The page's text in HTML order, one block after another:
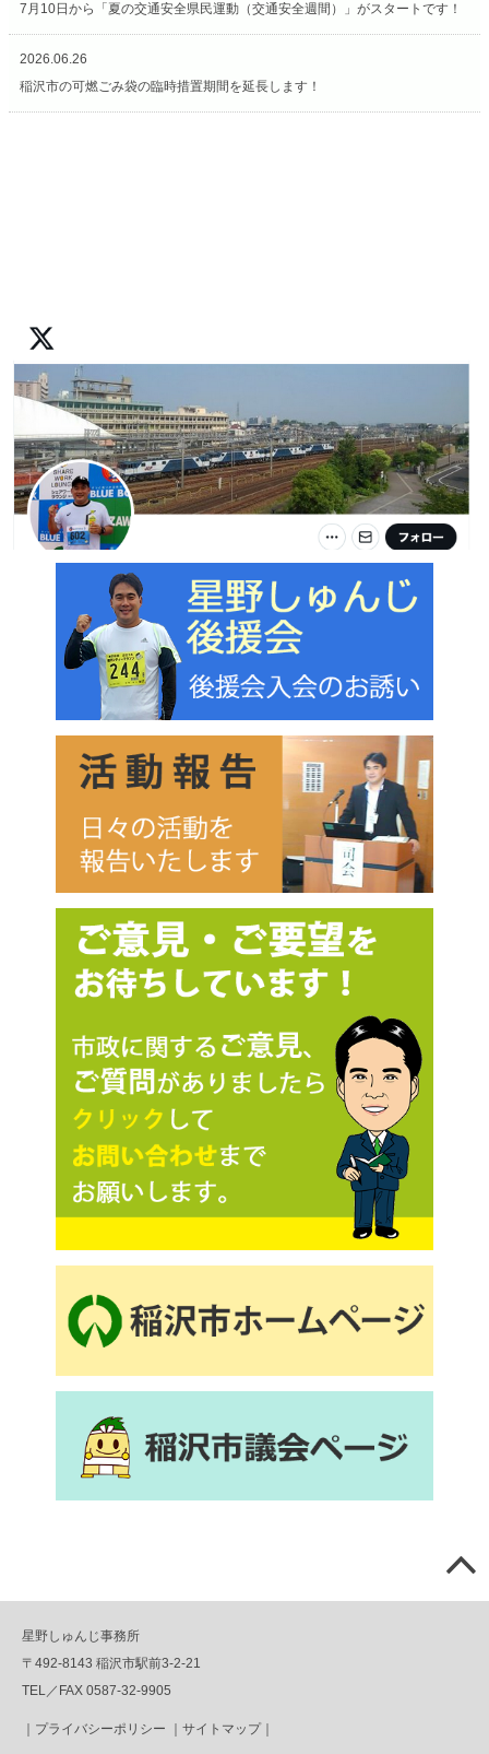
7月10日から「夏の交通安全県民運動（交通安全週間）」がスタートです！
2026.06.26
稲沢市の可燃ごみ袋の臨時措置期間を延長します！
星野しゅんじ事務所
〒492-8143 稲沢市駅前3-2-21
TEL／FAX 0587-32-9905
プライバシーポリシー サイトマップ｜